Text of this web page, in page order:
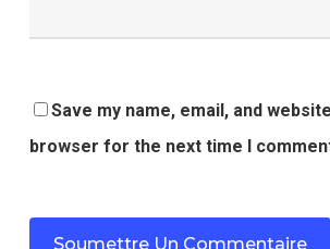
Save my name, email, and
browser for the next time I